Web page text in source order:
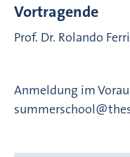
Vortragende
Prof. Dr. Rolando
Anmeldung im